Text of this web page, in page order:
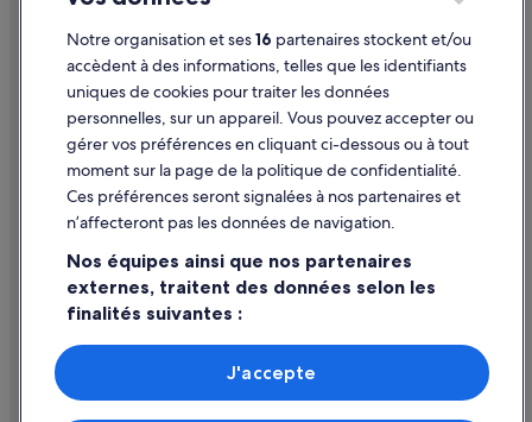
Région d'Auckland : hôtels Hôtels avec piscine
Région d'Auckland : hôtels Hôtels avec terrains de tennis
Région d'Auckland : hôtels Hôtels de luxe
Région d'Auckland : hôtels Hôtels avec golf
Région d'Auckland : hôtels Hôtels avec centre de fitness
Région d'Auckland : hôtels
Eden Park : hôtels à proximité
Gare de Sylvia Park : hôtels à proximité
Gare de Sylvia Park : Motels
Aide
Assistance
Annuler votre vol
Annuler une réservation d'hôtel ou de location de vacances
Délais de remboursement
Documents de voyage internationaux
Parmi les moyens de paiement acceptés sur expedia.fr figurent :
American Express, Diner’s Club International, Mastercard, Visa, Visa
Notre organisation et ses16 partenaires stockent et/ou
accèdent à des informations, telles que les identifiants
uniques de cookies pour traiter les données
personnelles, sur un appareil. Vous pouvez accepter ou
gérer vos préférences en cliquant ci-dessous ou à tout
moment sur la page de la politique de confidentialité.
Ces préférences seront signalées à nos partenaires et
n’affecteront pas les données de navigation.
Nos équipes ainsi que nos partenaires
externes, traitent des données selon les
finalités suivantes :
Utiliser des données de géolocalisation précises. Analyser
activement les caractéristiques de l’appareil pour
l’identification. Stocker et/ou accéder à des informations
J'accepte